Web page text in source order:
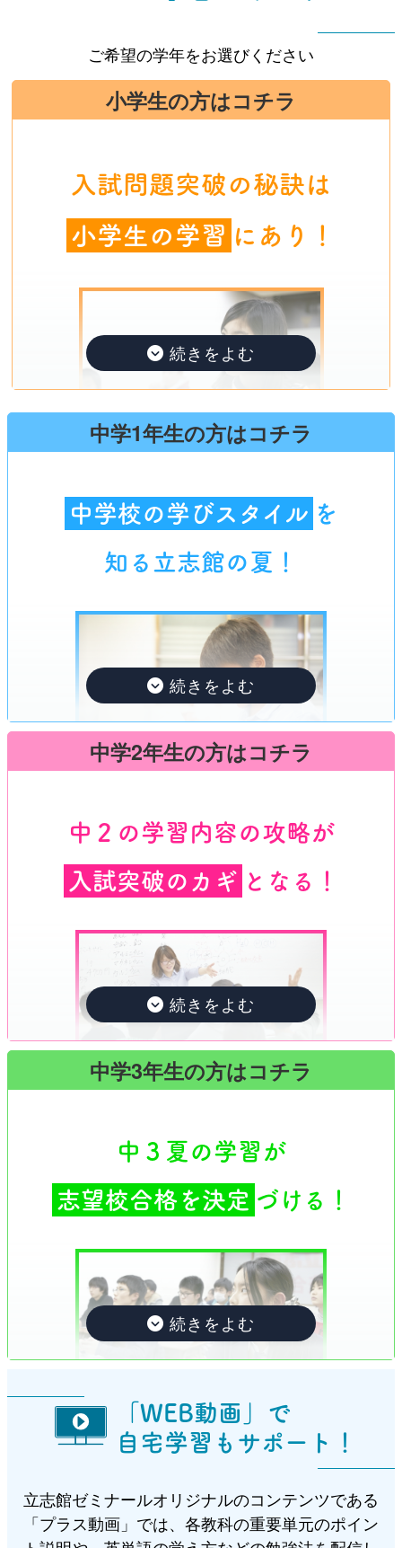
ご希望の学年をお選びください
小学生の方はコチラ
入試問題突破の秘訣は
小学生の学習 にあり！
小学生から塾は早い？
いいえ、わからないを残さない＝高校受験へ
学生から塾は早いんじゃない？」とお考えの保
護者の方は多いように思います。
特に、小3までは算数が得意！というお子さまも
多いので、保護者の方も安心しがちです。
でも本当に問題なのは、その後なのです。
」という声を本当によく耳にします。
しかし、子どもが難しいと感じ始めていること
を、そのときにはなかなか気づかないもので
つまずいていたんだろう？」と気づき、立志館
に相談に来られます。このようなケースは、発
見が遅くなるほど、勉強嫌いに傾いていること
も少なくありません。
「早期発見！早いうちに知識の本質をしっかり
理解させておく！」これこそが、この夏、お子
とはいえ、小学生の内容が高校受験にどうつな
がっていくのかわからないという方もいらっし
ゃいますよね。
ましょう。
上の問題は、大阪府公立高校入試（数学C問
題）で出題された問題です。
相似の証明は入試に頻出の問題で、「錯角」
中学1年生の方はコチラ
中学校の学びスタイル を
知る立志館の夏！
１学期の期末テストで思うように点数がとれな
かった！
小学校のときはもっとできていたのに！
生活の変化や部活動にも慣れ、中学校の生活にも
慣れてきたころだろうと思います。
この時期に、「
小学校のときはもっとテストも取
れていたのに、１学期の期末テストであまり得点
できてなかった。ウチの子は大丈夫なのだろう
」と入塾の相談を受けることが多くなりま
その要因は、小学校と中学校の学びスタイルの違
いにあると思われます。
① 仕組みを学ぶスタイル
習量が格段に増えます 。
中学2年生の方はコチラ
中２の学習内容の攻略が
入試突破のカギ となる！
受験勉強を始めるのは中３からで大丈夫？入試
問題の出題割合について
この時期になると、「受験勉強に本腰を入れるの
してからでも間に合いますか？」という質問を保
護者の方からよくされます。
結論から言うと、中３からでは間に合わなくなる
ケースがとても多いです。
合にあります。
たとえば、昨春の大阪公立入試の理科の問題を見
てみましょう。
中学3年生の方はコチラ
中３夏の学習が
志望校合格を決定 づける！
中３の夏が最も重要と言われるのはなぜ？大阪
「夏を制する者は受験を制す」という言葉をよく
「WEB動画」で
自宅学習もサポート！
立志館ゼミナールオリジナルのコンテンツである
「プラス動画」では、各教科の重要単元のポイン